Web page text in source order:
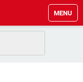
MENU